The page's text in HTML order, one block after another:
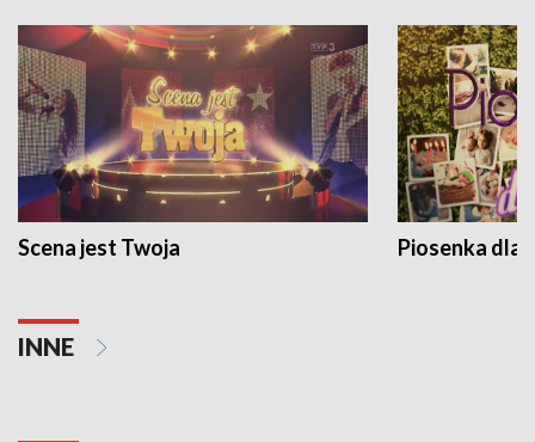
Scena jest Twoja Piosenka dla
INNE